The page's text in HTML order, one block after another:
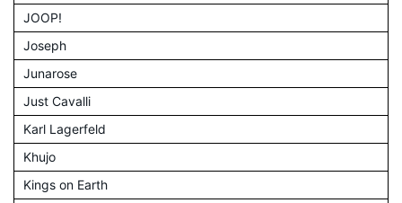
JOOP!
Joseph
Junarose
Just Cavalli
Karl Lagerfeld
Khujo
Kings on Earth